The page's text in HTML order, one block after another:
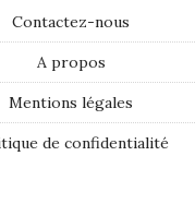
Contactez-nous
A propos
Mentions légales
de confidentialité